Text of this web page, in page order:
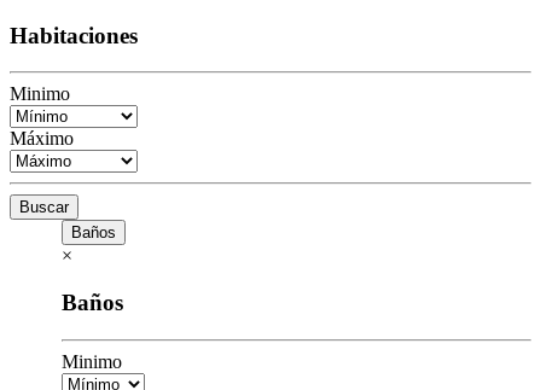
Habitaciones
Minimo
Máximo
Buscar
Baños
×
Baños
Minimo